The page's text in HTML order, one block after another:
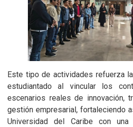
Este tipo de actividades refuerza
estudiantado al vincular los
escenarios reales de innovación,
gestión empresarial, fortaleciendo
Universidad del Caribe con una